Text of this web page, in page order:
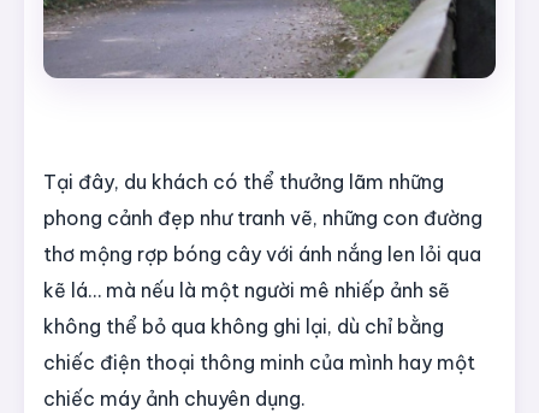
Tại đây, du khách có thể thưởng lãm những
phong cảnh đẹp như tranh vẽ, những con đường
thơ mộng rợp bóng cây với ánh nắng len lỏi qua
kẽ lá… mà nếu là một người mê nhiếp ảnh sẽ
không thể bỏ qua không ghi lại, dù chỉ bằng
chiếc điện thoại thông minh của mình hay một
chiếc máy ảnh chuyên dụng.